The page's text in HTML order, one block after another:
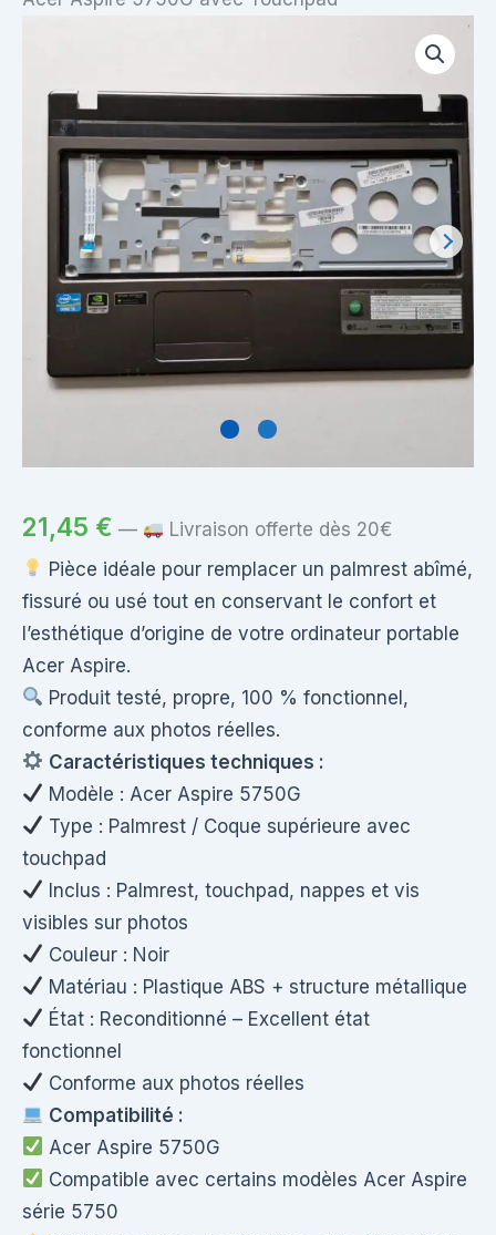
21,45 € —
Livraison offerte dès 20€
Pièce idéale pour remplacer un palmrest abîmé,
fissuré ou usé tout en conservant le confort et
l’esthétique d’origine de votre ordinateur portable
Acer Aspire.
Produit testé, propre, 100 % fonctionnel,
conforme aux photos réelles.
Caractéristiques techniques :
Modèle : Acer Aspire 5750G
Type : Palmrest / Coque supérieure avec
touchpad
Inclus : Palmrest, touchpad, nappes et vis
visibles sur photos
Couleur : Noir
Matériau : Plastique ABS + structure métallique
État : Reconditionné – Excellent état
fonctionnel
Conforme aux photos réelles
Compatibilité :
Acer Aspire 5750G
Compatible avec certains modèles Acer Aspire
série 5750